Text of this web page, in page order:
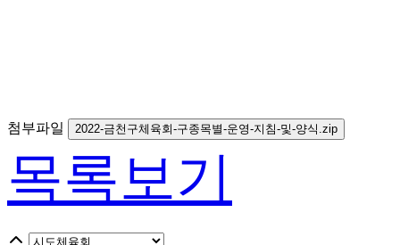
첨부파일 2022-금천구체육회-구종목별-운영-지침-및-양식.zip
목록보기